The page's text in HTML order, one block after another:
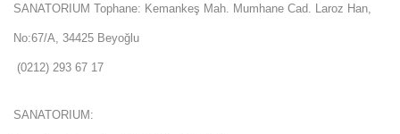
SANATORIUM Tophane: Kemankeş Mah. Mumhane Cad. Laroz Han,
No:67/A, 34425 Beyoğlu
(0212) 293 67 17
SANATORIUM: